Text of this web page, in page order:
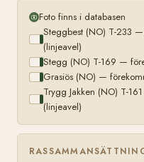
Foto finns i databasen
Steggbest (NO) T-233
(linjeavel)
Stegg (NO) T-169 —
Grasiös (NO) —
Trygg Jakken (NO) T-
(linjeavel)